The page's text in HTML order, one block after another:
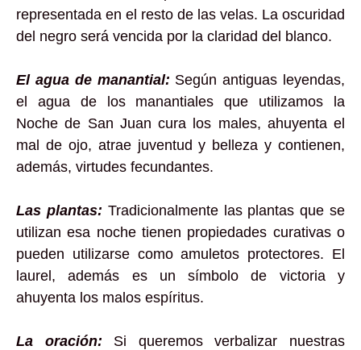
representada en el resto de las velas. La oscuridad
del negro será vencida por la claridad del blanco.
El agua de manantial: Según antiguas leyendas,
el agua de los manantiales que utilizamos la
Noche de San Juan cura los males, ahuyenta el
mal de ojo, atrae juventud y belleza y contienen,
además, virtudes fecundantes.
Las plantas: Tradicionalmente las plantas que se
utilizan esa noche tienen propiedades curativas o
pueden utilizarse como amuletos protectores. El
laurel, además es un símbolo de victoria y
ahuyenta los malos espíritus.
La oración: Si queremos verbalizar nuestras